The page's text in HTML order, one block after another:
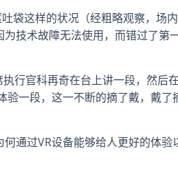
袋这样的状况（经粗略观察，场
技术故障无法使用，而错过了第
行官科再奇在台上讲一段，然后
验一段，这一不断的摘了戴，戴了
何通过VR设备能够给人更好的体